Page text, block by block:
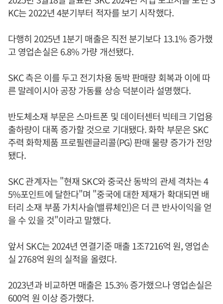
KC는 2022년 4분기부터 적자를 보기 시작했다.
다행히 2025년 1분기 매출은 직전 분기보다 13.1% 증가했
고 영업손실은 6.8% 가량 개선됐다.
SKC 측은 이를 두고 전기차용 동박 판매량 회복과 이에 따
른 말레이시아 공장 가동률 상승 덕분이라 설명했다.
반도체소재 부문은 스마트폰 및 데이터센터 빅테크 기업용
출하량이 대폭 증가할 것으로 기대됐다. 화학 부문은 SKC
주력 화학제품 프로필렌글리콜(PG) 판매 물량 증가가 전망
됐다.
SKC 관계자는 "현재 SKC와 중국산 동박의 관세 격차는 4
5%포인트에 달한다"며 "중국에 대한 제재가 확대되면 배
터리 소재 부품 가치사슬(밸류체인)은 더 큰 반사이익을 얻
을 수 있을 것"이라고 말했다.
앞서 SKC는 2024년 연결기준 매출 1조7216억 원, 영업손
실 2768억 원의 실적을 올렸다.
2023년과 비교하면 매출은 15.3% 증가했으나 영업손실은
600억 원 이상 증가했다.